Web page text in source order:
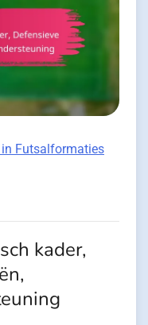
Futsalformaties
kader,